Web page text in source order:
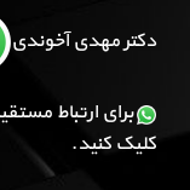
دکتر مهدی آخوندی
برای ارتباط
کلیک کنید.